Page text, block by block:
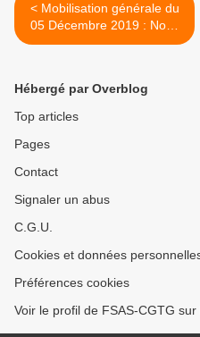
< Mobilisation générale du
05 Décembre 2019 : Nous
étions plus de 3000 dans
Hébergé par Overblog
Top articles
Pages
Contact
Signaler un abus
C.G.U.
Cookies et données
Préférences cookies
Voir le profil de FSAS-CGTG